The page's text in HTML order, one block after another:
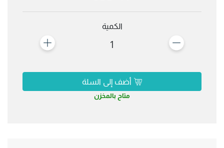
الكمية
1
أضف إلى السلة
متاح بالمخزن